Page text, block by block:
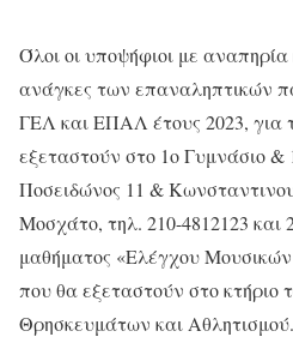
Όλοι οι υποψήφιοι με αναπηρία
ανάγκες των επαναληπτικών
ΓΕΛ και ΕΠΑΛ έτους 2023, για
εξεταστούν στο 1ο Γυμνάσιο
Ποσειδώνος 11 &
Μοσχάτο, τηλ. 210-4812123 και
μαθήματος «Ελέγχου
που θα εξεταστούν στο κτήριο
Θρησκευμάτων και Αθλητισμού.